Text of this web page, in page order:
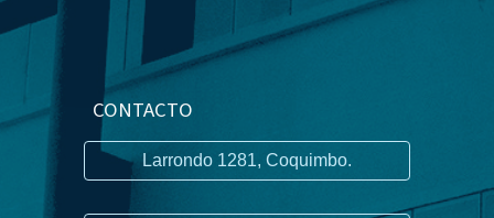
CONTACTO
Larrondo 1281, Coquimbo.